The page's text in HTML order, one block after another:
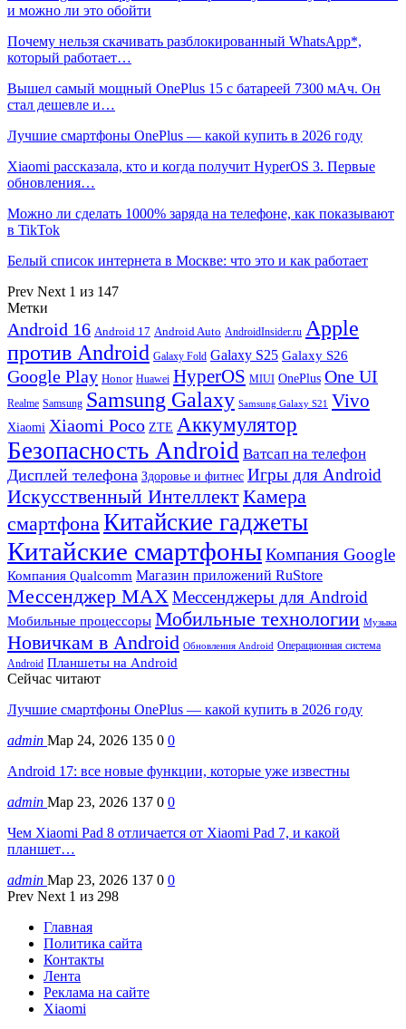
и можно ли это обойти
Почему нельзя скачивать разблокированный WhatsApp*,
который работает…
Вышел самый мощный OnePlus 15 с батареей 7300 мАч. Он
стал дешевле и…
Лучшие смартфоны OnePlus — какой купить в 2026 году
Xiaomi рассказала, кто и когда получит HyperOS 3. Первые
обновления…
Можно ли сделать 1000% заряда на телефоне, как показывают
в TikTok
Белый список интернета в Москве: что это и как работает
Prev Next 1 из 147
Метки
Android 16 Android 17 Android Auto AndroidInsider.ru Apple
против Android Galaxy Fold Galaxy S25 Galaxy S26
Google Play Honor Huawei HyperOS MIUI OnePlus One UI
Realme Samsung Samsung Galaxy Samsung Galaxy S21 Vivo
Xiaomi Xiaomi Poco ZTE Аккумулятор
Безопасность Android Ватсап на телефон
Дисплей телефона Здоровье и фитнес Игры для Android
Искусственный ИнтеллектКамера
смартфона Китайские гаджеты
Китайские смартфоныКомпания Google
Компания Qualcomm Магазин приложений RuStore
Мессенджер MAX Мессенджеры для Android
Мобильные процессоры Мобильные технологии Музыка
Новичкам в Android Обновления Android Операционная система
Android Планшеты на Android
Сейчас читают
Лучшие смартфоны OnePlus — какой купить в 2026 году
admin Мар 24, 2026 135 0 0
Android 17: все новые функции, которые уже известны
admin Мар 23, 2026 137 0 0
Чем Xiaomi Pad 8 отличается от Xiaomi Pad 7, и какой
планшет…
admin Мар 23, 2026 137 0 0
Prev Next 1 из 298
Главная
Политика сайта
Контакты
Лента
Реклама на сайте
Xiaomi